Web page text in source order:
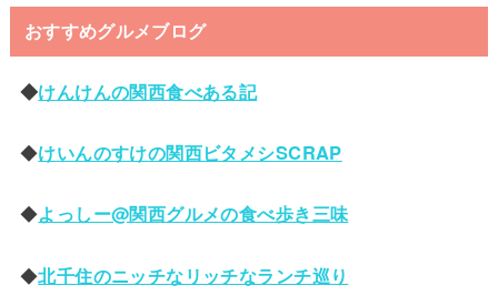
おすすめグルメブログ
◆けんけんの関西食べある記
◆けいんのすけの関西ビタメシSCRAP
◆よっしー@関西グルメの食べ歩き三味
◆北千住のニッチなリッチなランチ巡り